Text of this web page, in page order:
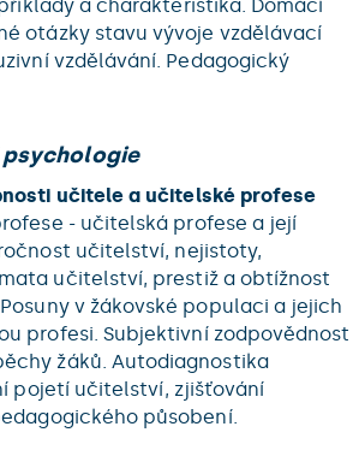
a charakteristika. Domácí
otázky stavu vývoje vzdělávací
vzdělávání. Pedagogický
psychologie
učitele a učitelské profese
- učitelská profese a její
učitelství, nejistoty,
učitelství, prestiž a obtížnost
v žákovské populaci a jejich
profesi. Subjektivní zodpovědnost
žáků. Autodiagnostika
pojetí učitelství, zjišťování
působení.